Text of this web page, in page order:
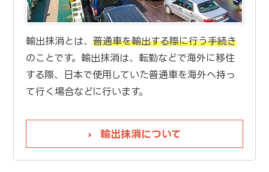
輸出抹消とは、 普通車を輸出する際に行う手続き
のことです。輸出抹消は、転勤などで海外に移住
する際、日本で使用していた普通車を海外へ持っ
て行く場合などに行います。
輸出抹消について